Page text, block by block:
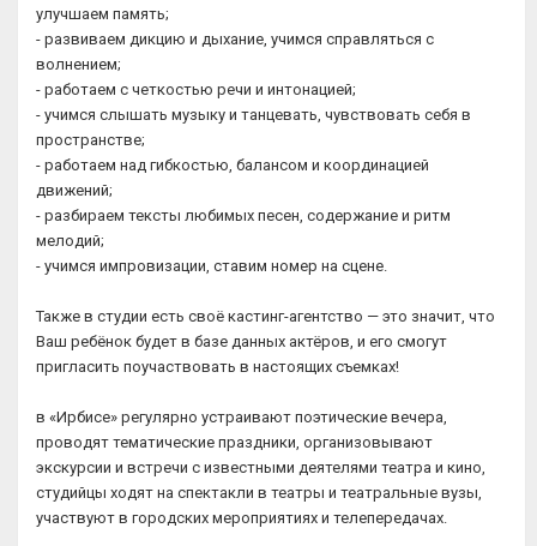
улучшаем память;
- развиваем дикцию и дыхание, учимся справляться с
волнением;
- работаем с четкостью речи и интонацией;
- учимся слышать музыку и танцевать, чувствовать себя в
пространстве;
- работаем над гибкостью, балансом и координацией
движений;
- разбираем тексты любимых песен, содержание и ритм
мелодий;
- учимся импровизации, ставим номер на сцене.
Также в студии есть своё кастинг-агентство — это значит, что
Ваш ребёнок будет в базе данных актёров, и его смогут
пригласить поучаствовать в настоящих съемках!
в «Ирбисе» регулярно устраивают поэтические вечера,
проводят тематические праздники, организовывают
экскурсии и встречи с известными деятелями театра и кино,
студийцы ходят на спектакли в театры и театральные вузы,
участвуют в городских мероприятиях и телепередачах.